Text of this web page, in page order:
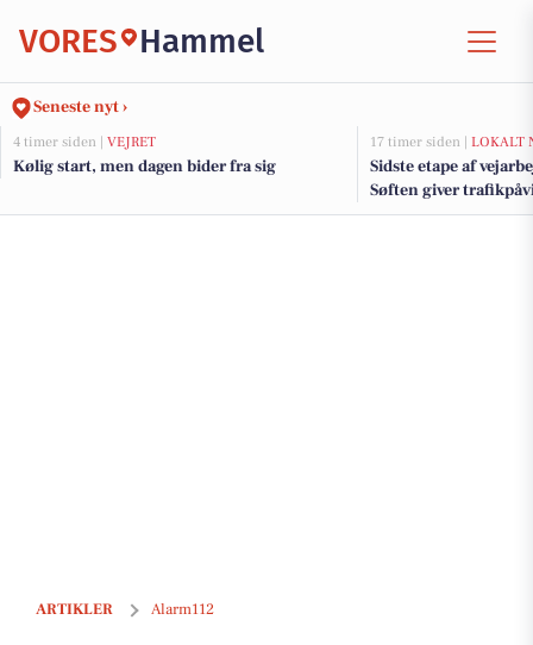
VORES Hammel
Seneste nyt ›
4 timer siden | VEJRET
Kølig start, men dagen bider fra sig
17 timer siden | LOKALT
Sidste etape af
Søften giver
kommende uger
ARTIKLER Alarm112
Østjyllands Politi: Nyt fra Hammel - onsdag den 23. september